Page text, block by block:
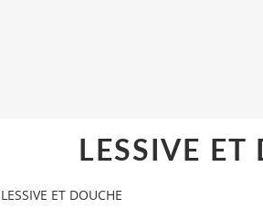
LESSIVE ET
LESSIVE ET DOUCHE